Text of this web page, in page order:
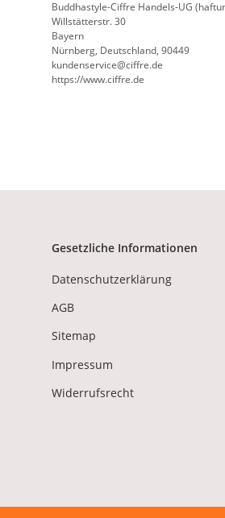
Buddhastyle-Ciffre Handels-UG
Willstätterstr. 30
Bayern
Nürnberg, Deutschland, 90449
kundenservice@ciffre.de
https://www.ciffre.de
Gesetzliche Informationen
Datenschutzerklärung
AGB
Sitemap
Impressum
Widerrufsrecht